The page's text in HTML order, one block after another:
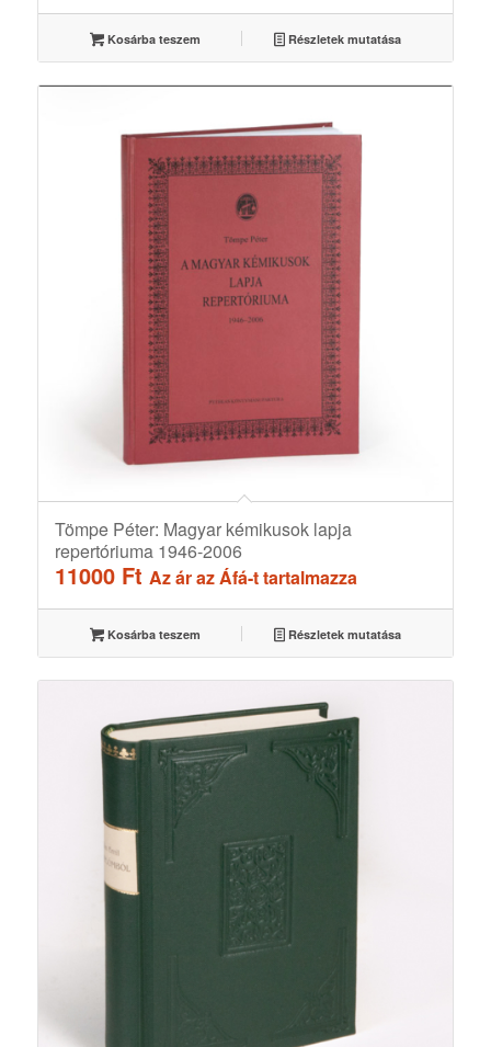
Kosárba teszem Részletek mutatása
Tömpe Péter: Magyar kémikusok lapja
repertóriuma 1946-2006
11000 Ft Az ár az Áfá-t tartalmazza
Kosárba teszem Részletek mutatása